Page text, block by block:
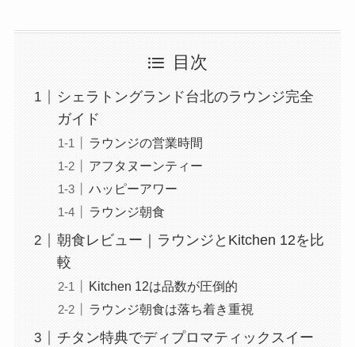
目次
シェラトングランド台北のラウンジ完全
ガイド
ラウンジの営業時間
アフタヌーンティー
ハッピーアワー
ラウンジ朝食
朝食レビュー｜ラウンジとKitchen 12を比
較
Kitchen 12は品数が圧倒的
ラウンジ朝食は落ち着き重視
チタン特典でディプロマティックスイー